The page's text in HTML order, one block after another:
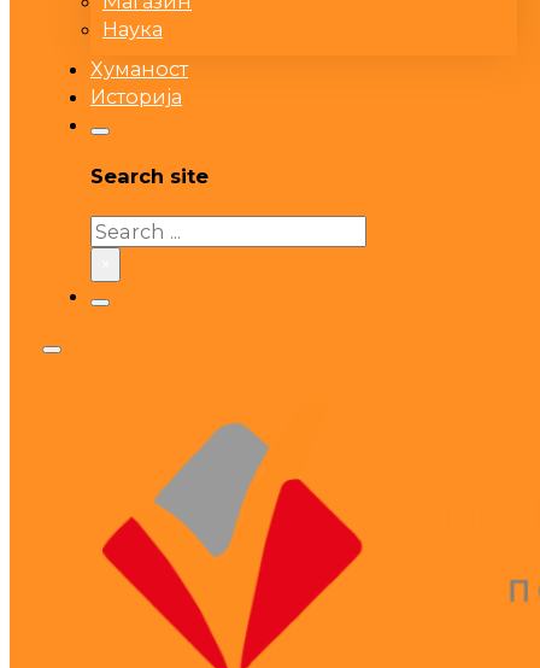
Наука
Хуманост
Историја
Search site
Search